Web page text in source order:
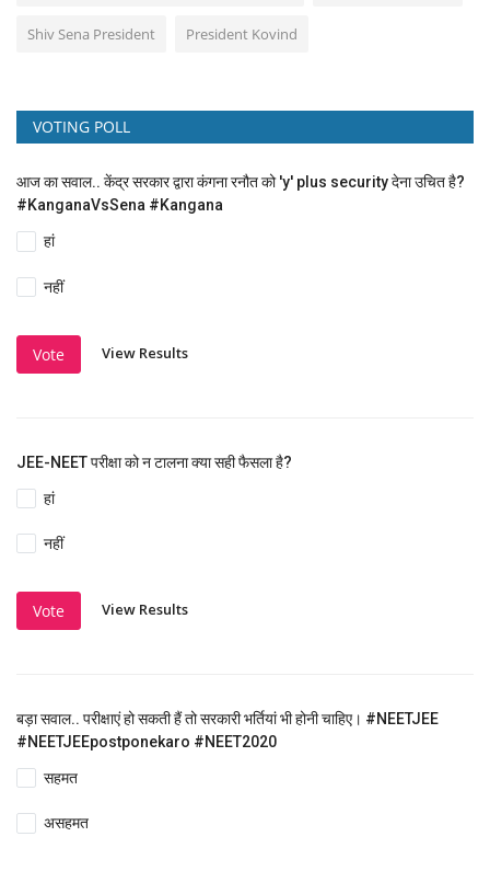
Shiv Sena President President Kovind
VOTING POLL
आज का सवाल.. केंद्र सरकार द्वारा कंगना रनौत को 'y' plus security देना उचित है?
#KanganaVsSena #Kangana
हां
नहीं
Vote View Results
JEE-NEET परीक्षा को न टालना क्या सही फैसला है?
हां
नहीं
Vote View Results
बड़ा सवाल.. परीक्षाएं हो सकती हैं तो सरकारी भर्तियां भी होनी चाहिए। #NEETJEE
#NEETJEEpostponekaro #NEET2020
सहमत
असहमत